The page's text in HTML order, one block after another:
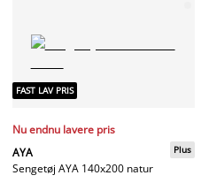
FAST LAV PRIS
Nu endnu lavere pris
AYA
Sengetøj AYA 140x200 natur
Plus